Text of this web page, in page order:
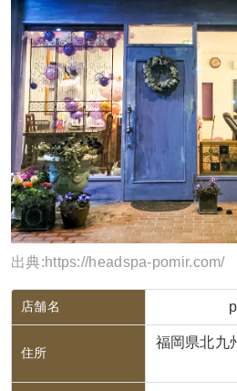
出典:https://headspa-pomir.com/
店舗名
住所
福岡県北九